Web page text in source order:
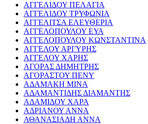
ΑΓΓΕΛΙΔΟΥ ΠΕΛΑΓΙΑ
ΑΓΓΕΛΙΔΟΥ ΤΡΥΦΩΝΙΑ
ΑΓΓΕΛΙΤΣΑ ΕΛΕΥΘΕΡΙΑ
ΑΓΓΕΛΟΠΟΥΛΟΥ ΕΥΑ
ΑΓΓΕΛΟΠΟΥΛΟΥ ΚΩΝΣΤΑΝΤΙΝΑ
ΑΓΓΕΛΟΥ ΑΡΓΥΡΗΣ
ΑΓΓΕΛΟΥ ΧΑΡΗΣ
ΑΓΟΡΑΣ ΔΗΜΗΤΡΗΣ
ΑΓΟΡΑΣΤΟΥ ΠΕΝΥ
ΑΔΑΜΑΚΗ ΜΙΝΑ
ΑΔΑΜΑΝΤΙΔΗΣ ΔΙΑΜΑΝΤΗΣ
ΑΔΑΜΙΔΟΥ ΧΑΡΑ
ΑΔΡΙΑΝΟΥ ΑΝΝΑ
ΑΘΑΝΑΣΙΑΔΗ ΑΝΝΑ